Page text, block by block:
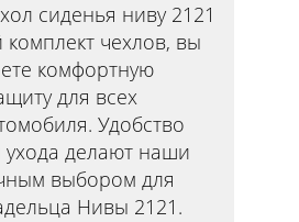
сиденья ниву 2121
чехлов, вы
комфортную
для всех
Удобство
ухода делают наши
выбором для
Нивы 2121.